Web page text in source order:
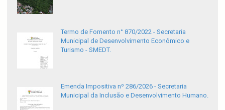
Termo de Fomento n° 870/2022 - Secretaria
Municipal de Desenvolvimento Econômico e
Turismo - SMEDT.
Emenda Impositiva nº 286/2026 - Secretaria
Municipal da Inclusão e Desenvolvimento Humano.